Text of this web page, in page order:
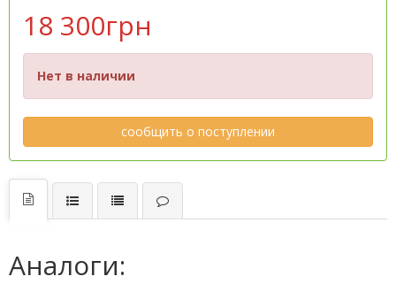
18 300грн
Нет в наличии
сообщить о поступлении
Аналоги: